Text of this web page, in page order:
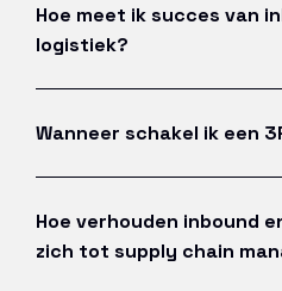
Hoe meet ik succes van
logistiek?
Wanneer schakel ik een
Hoe verhouden inbound
zich tot supply chain